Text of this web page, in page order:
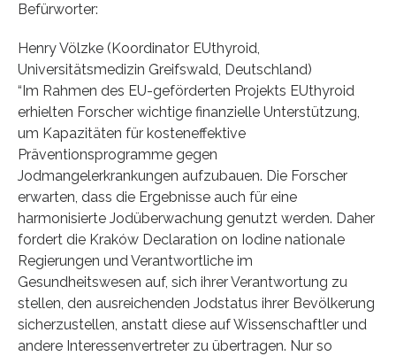
Befürworter:
Henry Völzke (Koordinator EUthyroid,
Universitätsmedizin Greifswald, Deutschland)
“Im Rahmen des EU-geförderten Projekts EUthyroid
erhielten Forscher wichtige finanzielle Unterstützung,
um Kapazitäten für kosteneffektive
Präventionsprogramme gegen
Jodmangelerkrankungen aufzubauen. Die Forscher
erwarten, dass die Ergebnisse auch für eine
harmonisierte Jodüberwachung genutzt werden. Daher
fordert die Kraków Declaration on Iodine nationale
Regierungen und Verantwortliche im
Gesundheitswesen auf, sich ihrer Verantwortung zu
stellen, den ausreichenden Jodstatus ihrer Bevölkerung
sicherzustellen, anstatt diese auf Wissenschaftler und
andere Interessenvertreter zu übertragen. Nur so